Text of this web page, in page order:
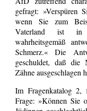
gefragt: »Verspüren
wenn Sie zum
Vaterland ist in
wahrheitsgemäß
Schmerz.« Die
geschuldet, daß
Zähne ausgeschlagen
Im Fragenkatalog
Frage: »Können Sie